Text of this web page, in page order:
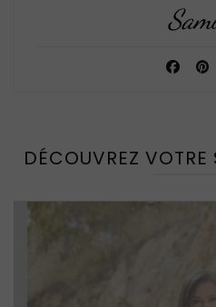
DÉCOUVREZ VOTRE